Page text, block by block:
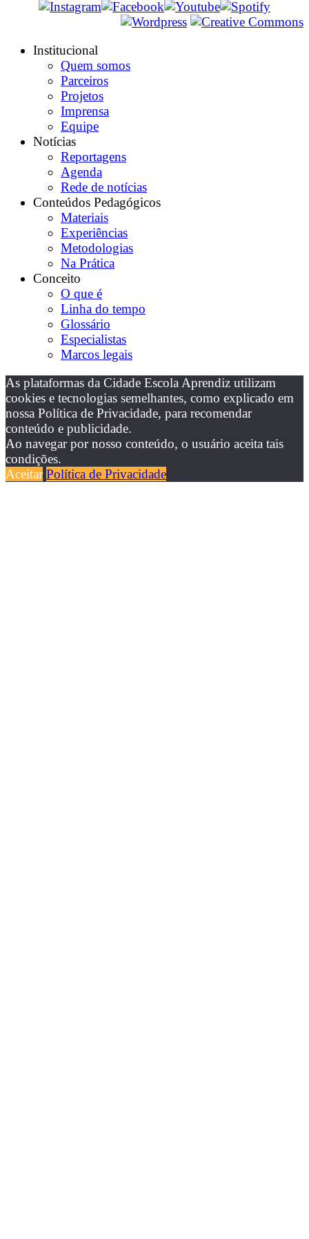
Institucional
Quem somos
Parceiros
Projetos
Imprensa
Equipe
Notícias
Reportagens
Agenda
Rede de notícias
Conteúdos Pedagógicos
Materiais
Experiências
Metodologias
Na Prática
Conceito
O que é
Linha do tempo
Glossário
Especialistas
Marcos legais
As plataformas da Cidade Escola Aprendiz utilizam
cookies e tecnologias semelhantes, como explicado em
nossa Política de Privacidade, para recomendar
conteúdo e publicidade.
Ao navegar por nosso conteúdo, o usuário aceita tais
condições.
Aceitar Política de Privacidade